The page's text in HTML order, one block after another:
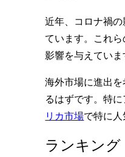
近年、コロナ禍の
ています。これら
影響を与えていま
海外市場に進出
るはずです。特
リカ市場で特に
ランキング